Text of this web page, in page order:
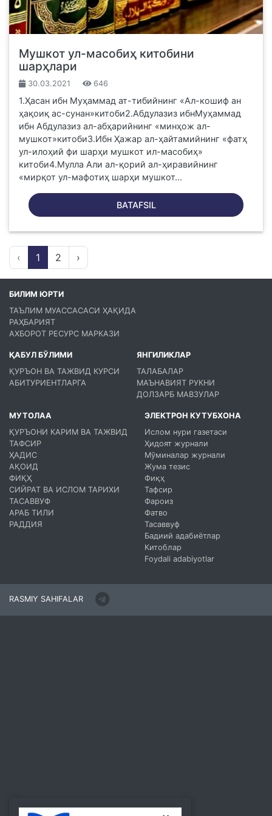
Мушкот ул-масобиҳ китобини
шарҳлари
30.03.2021 646
1.Ҳасан ибн Муҳаммад ат-тибийнинг «Ал-кошиф ан
ҳақоиқ ас-сунан»китоби2.Абдулазиз ибнМуҳаммад
ибн Абдулазиз ал-абҳарийнинг «минҳож ал-
мушкот»китоби3.Ибн Ҳажар ал-ҳайтамийнинг «фатҳ
ул-илоҳий фи шарҳи мушкот ил-масобиҳ»
китоби4.Мулла Али ал-қорий ал-ҳиравийнинг
«мирқот ул-мафотиҳ шарҳи мушкот...
BATAFSIL
‹ 1 2 ›
БИЛИМ ЮРТИ
ТАЪЛИМ МУАССАСАСИ ҲАҚИДА
РАҲБАРИЯТ
АХБОРОТ РЕСУРС МАРКАЗИ
ҚАБУЛ БЎЛИМИ
ҚУРЪОН ВА ТАЖВИД КУРСИ
АБИТУРИЕНТЛАРГА
ЯНГИЛИКЛАР
ТАЛАБАЛАР
МАЪНАВИЯТ РУКНИ
ДОЛЗАРБ МАВЗУЛАР
МУТОЛАА
ҚУРЪОНИ КАРИМ ВА ТАЖВИД
ТАФСИР
ҲАДИС
АҚОИД
ФИҚҲ
СИЙРАТ ВА ИСЛОМ ТАРИХИ
ТАСАВВУФ
АРАБ ТИЛИ
РАДДИЯ
ЭЛЕКТРОН КУТУБХОНА
Ислом нури газетаси
Ҳидоят журнали
Мўминалар журнали
Жума тезис
Фиқҳ
Тафсир
Фароиз
Фатво
Тасаввуф
Бадиий адабиётлар
Китоблар
Foydali adabiyotlar
RASMIY SAHIFALAR